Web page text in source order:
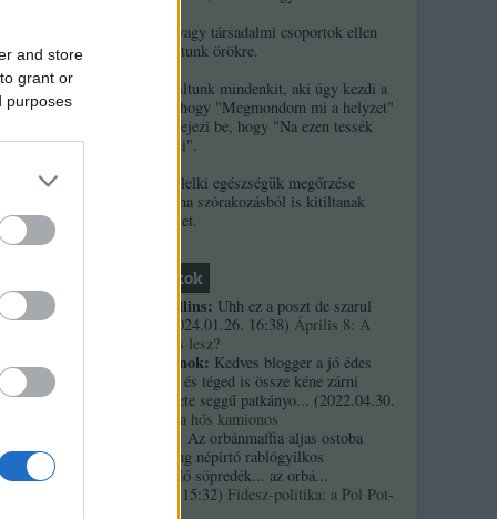
and store
grant or
purposes
2. Ha népek vagy társadalmi csoportok ellen
uszítasz, kitiltunk örökre.
3. Örökre kitiltunk mindenkit, aki úgy kezdi a
kommentjét, hogy "Megmondom mi a helyzet"
és/vagy úgy fejezi be, hogy "Na ezen tessék
elgondolkodni".
4. A szerzők lelki egészségük megőrzése
érdekében néha szórakozásból is kitiltanak
kommentelőket.
Friss topikok
necrophil collins: Uhh ez a poszt de szarul
2024.01.26. 16:38) Április 8: A
többség kevés lesz?
Custertábornok: Kedves blogger a jó édes
kurvaanyádat és téged is össze kéne zárni
ezekkel a fekete seggű patkányo... (2022.04.30.
Árpi, a hős kamionos
kiskutyauto: Az orbánmaffia aljas ostoba
arrogáns hazug népirtó rablógyilkos
országromboló söpredék... az orbá...
2021.10.19. 15:32) Fidesz-politika: a Pol Pot-